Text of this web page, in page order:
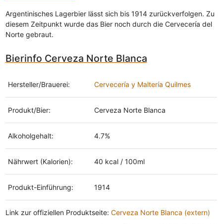
Argentinisches Lagerbier lässt sich bis 1914 zurückverfolgen. Zu
diesem Zeitpunkt wurde das Bier noch durch die Cervecería del
Norte gebraut.
Bierinfo Cerveza Norte Blanca
Hersteller/Brauerei: Cervecería y Maltería Quilmes
Produkt/Bier: Cerveza Norte Blanca
Alkoholgehalt: 4.7%
Nährwert (Kalorien): 40 kcal / 100ml
Produkt-Einführung: 1914
Link zur offiziellen Produktseite: Cerveza Norte Blanca (extern)